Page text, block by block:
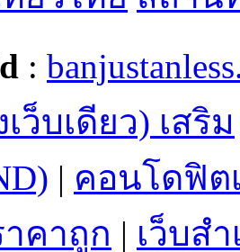
ว็บเดียว) เสริม
| คอนโดฟิต
คาถูก | เว็บส